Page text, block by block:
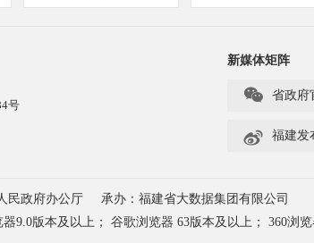
号
新媒体矩阵
 省政府
 福建发
民政府办公厅
承办：福建省大数据集团有限公司
9.0版本及以上； 谷歌浏览器 63版本及以上； 360浏览